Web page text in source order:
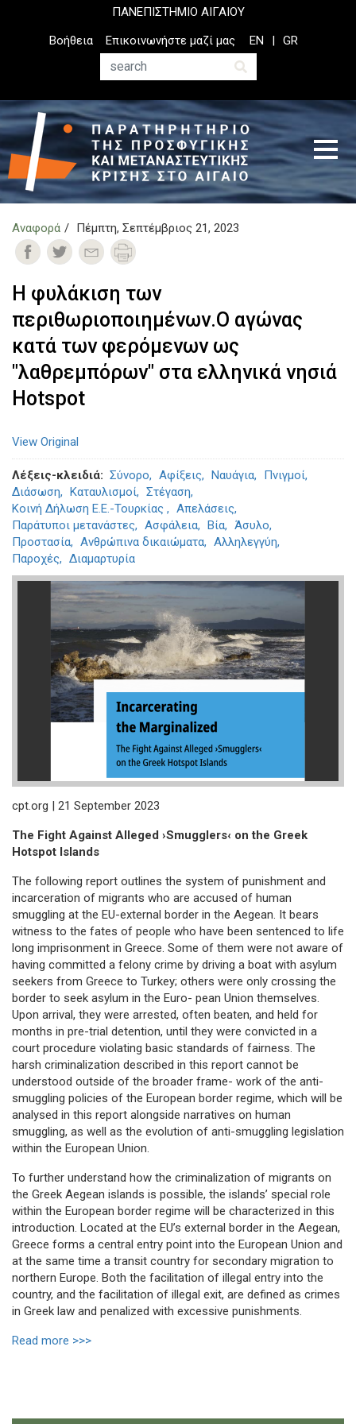
ΠΑΝΕΠΙΣΤΗΜΙΟ ΑΙΓΑΙΟΥ
Top
Header
Βοήθεια
Επικοινωνήστε μαζί μας
Αναζήτηση
EN GR
Αναφορά Πέμπτη, Σεπτέμβριος 21, 2023
Η φυλάκιση των
περιθωριοποιημένων.Ο αγώνας
κατά των φερόμενων ως
"λαθρεμπόρων" στα ελληνικά νησιά
Hotspot
View Original
Λέξεις-κλειδιά Σύνορο Αφίξεις Ναυάγια
Πνιγμοί
Διάσωση
Καταυλισμοί
Στέγαση
Κοινή Δήλωση Ε.Ε.-Τουρκίας
Απελάσεις
Παράτυποι μετανάστες
Ασφάλεια Βία
Άσυλο
Προστασία
Ανθρώπινα δικαιώματα
Αλληλεγγύη
Παροχές
Διαμαρτυρία
cpt.org | 21 September 2023
The Fight Against Alleged ›Smugglers‹ on the Greek
Hotspot Islands
The following report outlines the system of punishment and
incarceration of migrants who are accused of human
smuggling at the EU-external border in the Aegean. It bears
witness to the fates of people who have been sentenced to life
long imprisonment in Greece. Some of them were not aware of
having committed a felony crime by driving a boat with asylum
seekers from Greece to Turkey; others were only crossing the
border to seek asylum in the Euro- pean Union themselves.
Upon arrival, they were arrested, often beaten, and held for
months in pre-trial detention, until they were convicted in a
court procedure violating basic standards of fairness. The
harsh criminalization described in this report cannot be
understood outside of the broader frame- work of the anti-
smuggling policies of the European border regime, which will be
analysed in this report alongside narratives on human
smuggling, as well as the evolution of anti-smuggling legislation
within the European Union.
To further understand how the criminalization of migrants on
the Greek Aegean islands is possible, the islands’ special role
within the European border regime will be characterized in this
introduction. Located at the EU’s external border in the Aegean,
Greece forms a central entry point into the European Union and
at the same time a transit country for secondary migration to
northern Europe. Both the facilitation of illegal entry into the
country, and the facilitation of illegal exit, are defined as crimes
in Greek law and penalized with excessive punishments.
Read more >>>